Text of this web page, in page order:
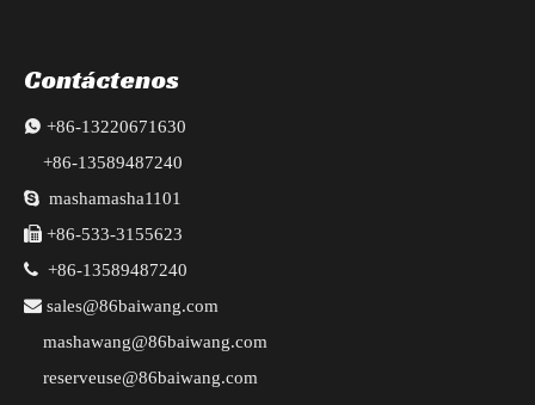
Contáctenos
 +86-13220671630
+86-13589487240
 mashamasha1101
 +86-533-3155623
 +86-13589487240
 sales@86baiwang.com
mashawang@86baiwang.com
reserveuse@86baiwang.com